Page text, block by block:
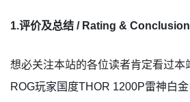
1.评价及总结 / Rating & Conclusion
想必关注本站的各位读者肯定看过本
ROG玩家国度THOR 1200P雷神白金